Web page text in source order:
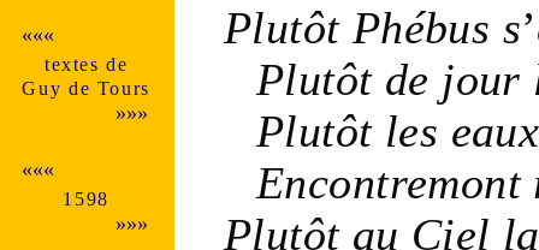
«««
textes de
Guy de Tours
»»»
«««
1598
»»»
Plutôt Phébus s’
Plutôt de jour
Plutôt les eaux
Plutôt au Ciel